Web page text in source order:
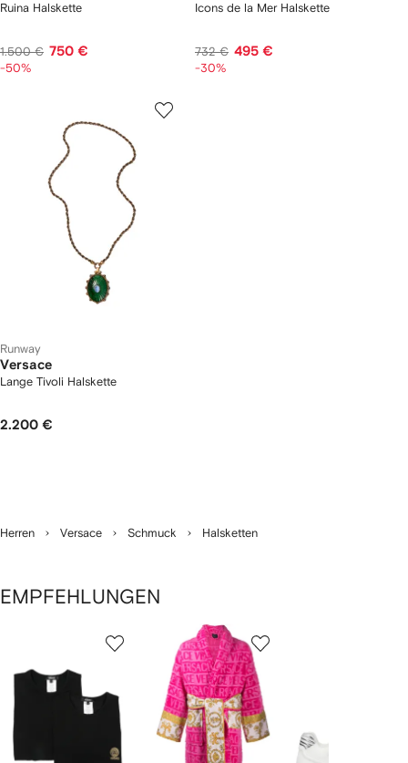
Ruina Halskette
1.500 € 750 €
-50%
Icons de la Mer Halskette
732 € 495 €
-30%
Runway
Versace
Lange Tivoli Halskette
2.200 €
Herren Versace Schmuck Halsketten
EMPFEHLUNGEN